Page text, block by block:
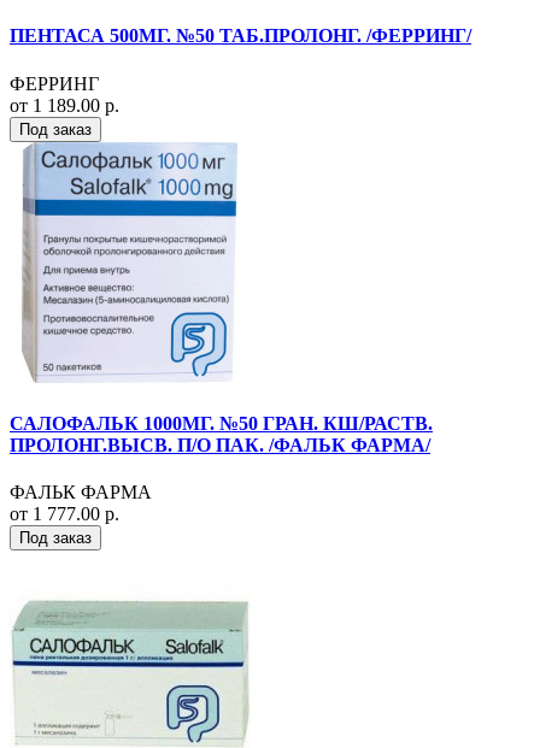
ПЕНТАСА 500МГ. №50 ТАБ.ПРОЛОНГ. /ФЕРРИНГ/
ФЕРРИНГ
от 1 189.00 р.
Под заказ
САЛОФАЛЬК 1000МГ. №50 ГРАН. КШ/РАСТВ.
ПРОЛОНГ.ВЫСВ. П/О ПАК. /ФАЛЬК ФАРМА/
ФАЛЬК ФАРМА
от 1 777.00 р.
Под заказ